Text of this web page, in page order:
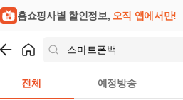
홈쇼핑사별 할인정보, 오직 앱에서만!
전체 예정방송